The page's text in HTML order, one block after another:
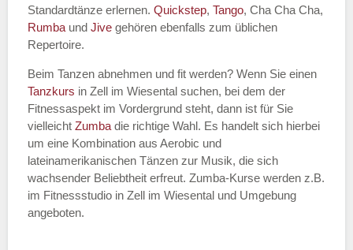
Tanzart*
Standardtänze erlernen. Quickstep, Tango, Cha Cha Cha,
Rumba und Jive gehören ebenfalls zum üblichen
Repertoire.
Beim Tanzen abnehmen und fit werden? Wenn Sie einen
Tanzkurs in Zell im Wiesental suchen, bei dem der
Fitnessaspekt im Vordergrund steht, dann ist für Sie
vielleicht Zumba die richtige Wahl. Es handelt sich hierbei
um eine Kombination aus Aerobic und
lateinamerikanischen Tänzen zur Musik, die sich
wachsender Beliebtheit erfreut. Zumba-Kurse werden z.B.
im Fitnessstudio in Zell im Wiesental und Umgebung
angeboten.